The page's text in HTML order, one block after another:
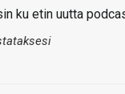
ku etin uutta